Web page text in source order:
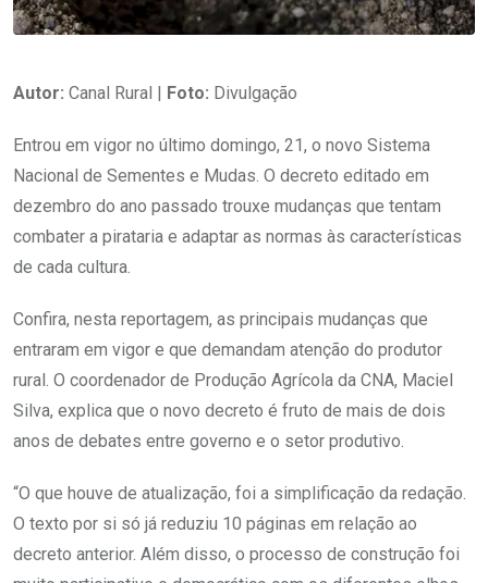
Autor: Canal Rural | Foto: Divulgação
Entrou em vigor no último domingo, 21, o novo Sistema
Nacional de Sementes e Mudas. O decreto editado em
dezembro do ano passado trouxe mudanças que tentam
combater a pirataria e adaptar as normas às características
de cada cultura.
Confira, nesta reportagem, as principais mudanças que
entraram em vigor e que demandam atenção do produtor
rural. O coordenador de Produção Agrícola da CNA, Maciel
Silva, explica que o novo decreto é fruto de mais de dois
anos de debates entre governo e o setor produtivo.
“O que houve de atualização, foi a simplificação da redação.
O texto por si só já reduziu 10 páginas em relação ao
decreto anterior. Além disso, o processo de construção foi